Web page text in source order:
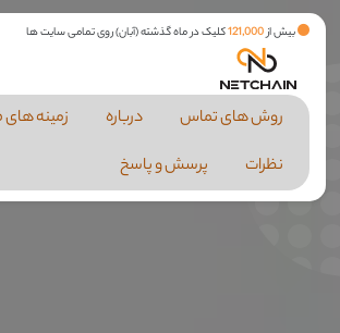
بیش از121,000کلیک در ماه گذشته (آبان) روی تمامی سایت ها
روش های تماس درباره
زمینه
نظرات
پرسش و پاسخ